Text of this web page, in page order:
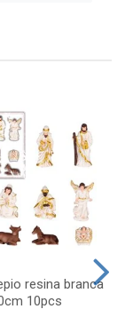
resina branca
10pcs